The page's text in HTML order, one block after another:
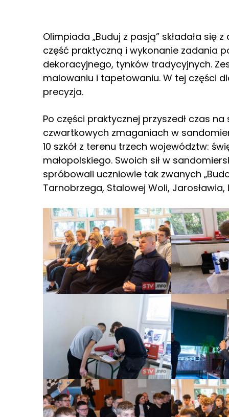
Olimpiada „Buduj z pasją” składała się
część praktyczną i wykonanie zadania
dekoracyjnego, tynków tradycyjnych.
malowaniu i tapetowaniu. W tej części
precyzja.
Po części praktycznej przyszedł czas
czwartkowych zmaganiach w
10 szkół z terenu trzech województw:
małopolskiego. Swoich sił w
spróbowali uczniowie tak zwanych
Tarnobrzega, Stalowej Woli,